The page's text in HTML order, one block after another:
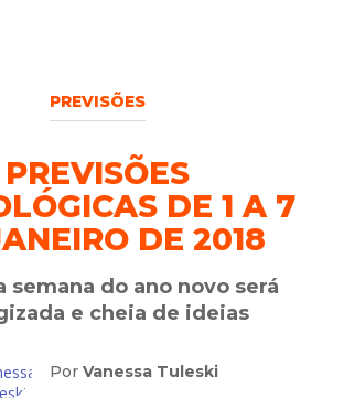
PREVISÕES
PREVISÕES
DE 1 A 7
DE 2018
semana do ano novo será
e cheia de ideias
Por Vanessa Tuleski